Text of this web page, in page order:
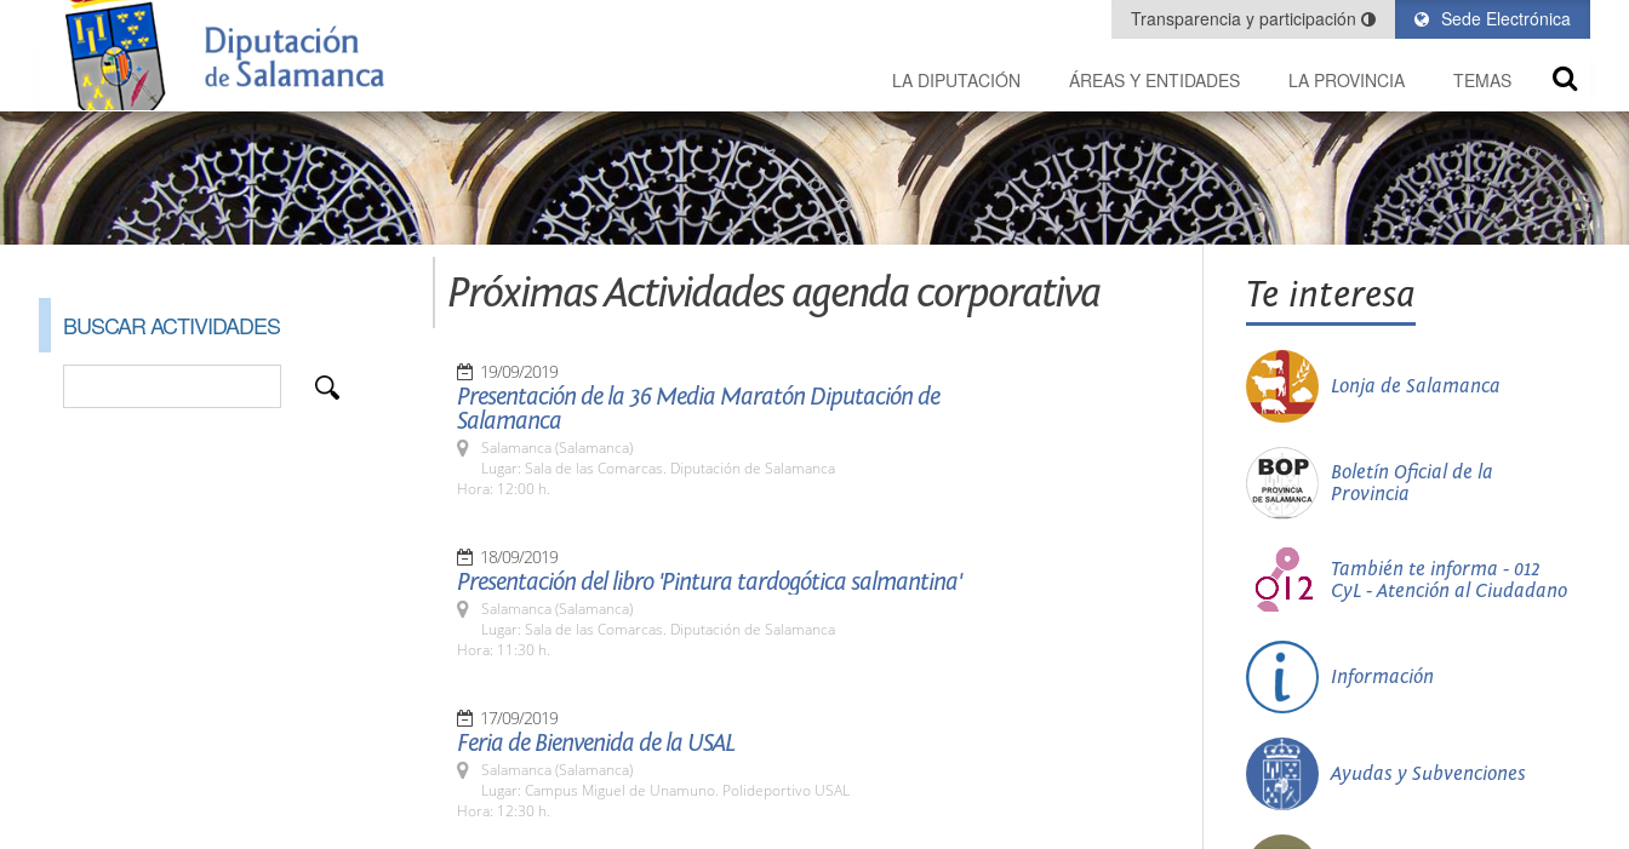
Sede Electrónica
Transparencia y participación
LA DIPUTACIÓN ÁREAS Y ENTIDADES LA PROVINCIA TEMAS
BUSCAR ACTIVIDADES
Próximas Actividades agenda corporativa
19/09/2019
Presentación de la 36 Media Maratón Diputación de
Salamanca
Salamanca (Salamanca)
Lugar: Sala de las Comarcas. Diputación de Salamanca
Hora: 12:00 h.
18/09/2019
Presentación del libro 'Pintura tardogótica salmantina'
Salamanca (Salamanca)
Lugar: Sala de las Comarcas. Diputación de Salamanca
Hora: 11:30 h.
17/09/2019
Feria de Bienvenida de la USAL
Salamanca (Salamanca)
Lugar: Campus Miguel de Unamuno. Polideportivo USAL
Hora: 12:30 h.
Te interesa
Lonja de Salamanca
Boletín Oficial de la
Provincia
También te informa - 012
CyL - Atención al Ciudadano
Información
Ayudas y Subvenciones